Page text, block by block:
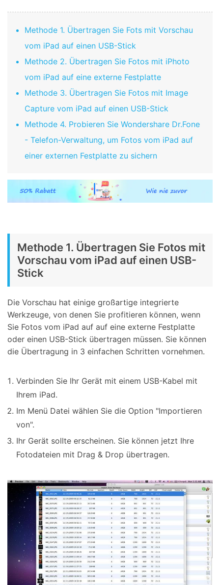
Methode 1. Übertragen Sie Fots mit Vorschau
vom iPad auf einen USB-Stick
Methode 2. Übertragen Sie Fotos mit iPhoto
vom iPad auf eine externe Festplatte
Methode 3. Übertragen Sie Fotos mit Image
Capture vom iPad auf einen USB-Stick
Methode 4. Probieren Sie Wondershare Dr.Fone
- Telefon-Verwaltung, um Fotos vom iPad auf
einer externen Festplatte zu sichern
Methode 1. Übertragen Sie Fotos mit
Vorschau vom iPad auf einen USB-
Stick
Die Vorschau hat einige großartige integrierte
Werkzeuge, von denen Sie profitieren können, wenn
Sie Fotos vom iPad auf auf eine externe Festplatte
oder einen USB-Stick übertragen müssen. Sie können
die Übertragung in 3 einfachen Schritten vornehmen.
Verbinden Sie Ihr Gerät mit einem USB-Kabel mit
Ihrem iPad.
Im Menü Datei wählen Sie die Option "Importieren
von".
Ihr Gerät sollte erscheinen. Sie können jetzt Ihre
Fotodateien mit Drag & Drop übertragen.